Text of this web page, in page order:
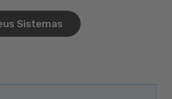
Sistemas